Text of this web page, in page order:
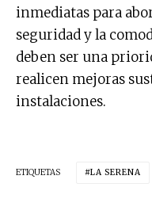
inmediatas para
seguridad y la
deben ser una
realicen mejoras
instalaciones.
ETIQUETAS LA SERENA